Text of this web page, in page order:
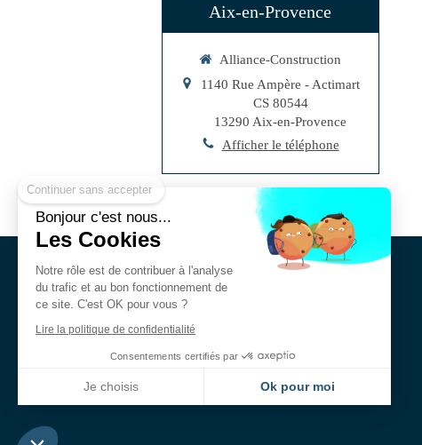
Aix-en-Provence
Alliance-Construction
1140 Rue Ampère - Actimart
CS 80544
13290 Aix-en-Provence
Afficher le téléphone
ALLIANCE-
CONSTRUCTION
Bonjour c'est nous...
Les Cookies
Notre rôle est de contribuer à l'analyse
du trafic et au bon fonctionnement de
ce site. C'est OK pour vous ?
Lire la politique de confidentialité
Consentements certifiés par
Je choisis Ok pour moi
Notre plateforme vous permet d'adapter et de gérer vos paramètres de confidentialité, en